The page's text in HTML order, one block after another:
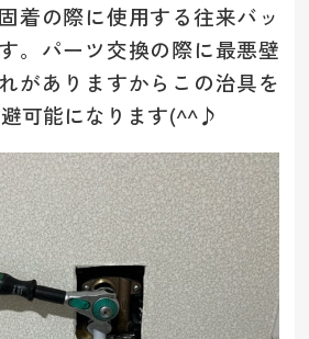
着の際に使用する往来バッ
。パーツ交換の際に最悪壁
がありますからこの治具を
可能になります(^^♪